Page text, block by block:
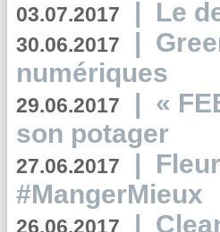
03.07.2017 | Le
30.06.2017 |
numériques
29.06.2017 | «
son potager
27.06.2017 |
#MangerMieux
26.06.2017 |